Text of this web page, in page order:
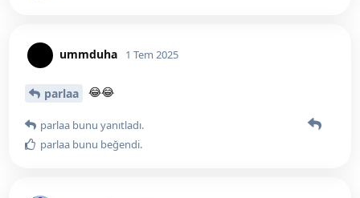
ummduha 1 Tem 2025
parlaa 😂😂
parlaa bunu yanıtladı.
parlaa bunu beğendi.